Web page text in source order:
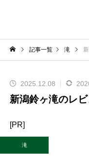
記事一覧 滝
2025.12.08
新潟鈴ヶ滝のレ
[PR]
滝